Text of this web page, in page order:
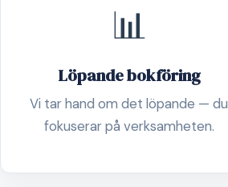
📊
Löpande bokföring
Vi tar hand om det löpande — du
fokuserar på verksamheten.